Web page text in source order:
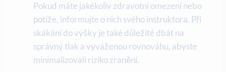
Pokud máte jakékoliv zdravotní omezení nebo
potíže, informujte o nich svého instruktora. Při
skákání do výšky je také důležité dbát na
správný tlak a vyváženou rovnováhu, abyste
minimalizovali riziko zranění.